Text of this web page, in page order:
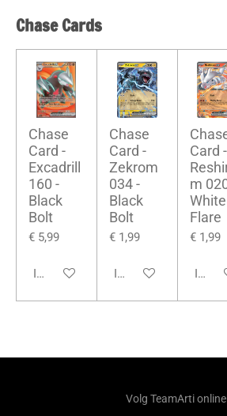
Chase Cards
Chase
Card -
Excadrill
160 -
Black
Bolt
€ 5,99
In winkelwagen
Chase
Card -
Zekrom
034 -
Black
Bolt
€ 1,99
In winkelwagen
Card -
m
White
Flare
€ 1,99
In
Volg TeamArti